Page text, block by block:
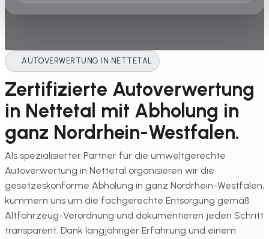
AUTOVERWERTUNG IN NETTETAL
Zertifizierte Autoverwertung
in Nettetal mit Abholung in
ganz Nordrhein-Westfalen.
Als spezialisierter Partner für die umweltgerechte
Autoverwertung in Nettetal organisieren wir die
gesetzeskonforme Abholung in ganz Nordrhein-Westfalen,
kümmern uns um die fachgerechte Entsorgung gemäß
Altfahrzeug-Verordnung und dokumentieren jeden Schritt
transparent. Dank langjähriger Erfahrung und einem